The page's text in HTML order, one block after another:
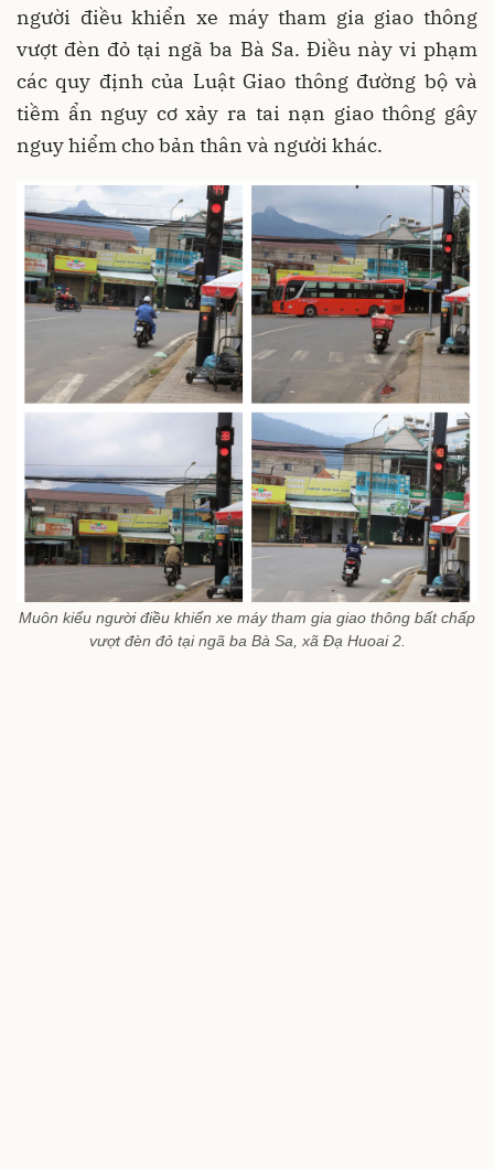
người điều khiển xe máy tham gia giao thông
vượt đèn đỏ tại ngã ba Bà Sa. Điều này vi phạm
các quy định của Luật Giao thông đường bộ và
tiềm ẩn nguy cơ xảy ra tai nạn giao thông gây
nguy hiểm cho bản thân và người khác.
Muôn kiểu người điều khiển xe máy tham gia giao thông bất chấp
vượt đèn đỏ tại ngã ba Bà Sa, xã Đạ Huoai 2.